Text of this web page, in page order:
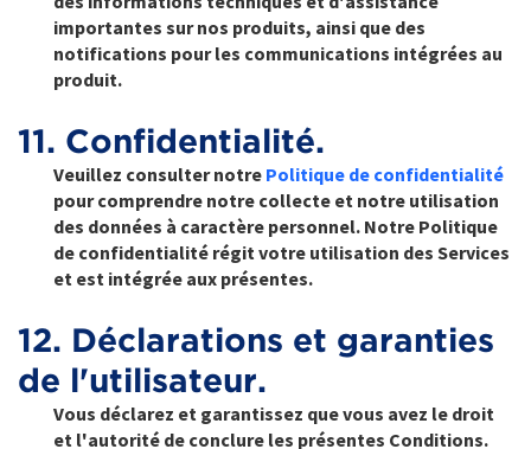
importantes sur nos produits, ainsi que des
notifications pour les communications intégrées au
produit.
11. Confidentialité.
Veuillez consulter notre Politique de confidentialité
pour comprendre notre collecte et notre utilisation
des données à caractère personnel. Notre Politique
de confidentialité régit votre utilisation des Services
et est intégrée aux présentes.
12. Déclarations et garanties
de l'utilisateur.
Vous déclarez et garantissez que vous avez le droit
et l'autorité de conclure les présentes Conditions.